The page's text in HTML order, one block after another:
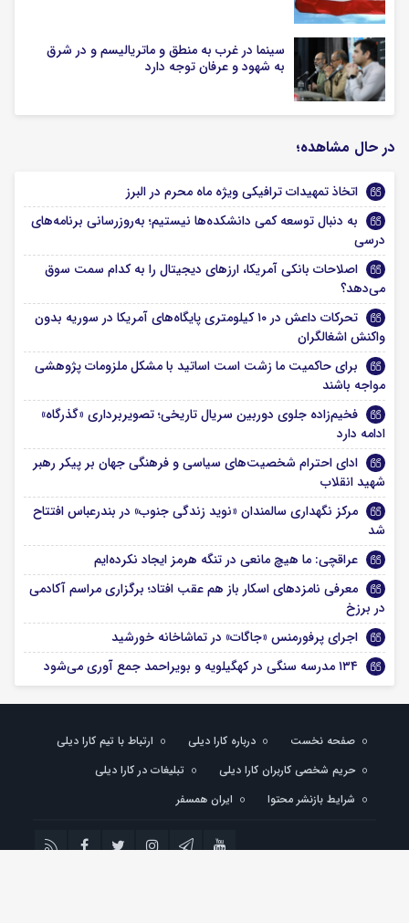
سینما در غرب به منطق و ماتریالیسم و در شرق
به شهود و عرفان توجه دارد
در حال مشاهده؛
اتخاذ تمهیدات ترافیکی ویژه ماه محرم در البرز
به دنبال توسعه کمی دانشکده‌ها نیستیم؛ به‌روزرسانی برنامه‌های
درسی
اصلاحات بانکی آمریکا، ارزهای دیجیتال را به کدام سمت سوق
می‌دهد؟
تحرکات داعش در ۱۰ کیلومتری پایگاه‌های آمریکا در سوریه بدون
واکنش اشغالگران
برای حاکمیت ما زشت است اساتید با مشکل ملزومات پژوهشی
مواجه باشند
فخیم‌زاده جلوی دوربین سریال تاریخی‌؛ تصویربرداری «گذرگاه»
ادامه دارد
ادای احترام شخصیت‌های سیاسی و فرهنگی جهان بر پیکر رهبر
شهید انقلاب
مرکز نگهداری سالمندان «نوید زندگی جنوب» در بندرعباس افتتاح
شد
عراقچی: ما هیچ مانعی در تنگه هرمز ایجاد نکرده‌ایم
معرفی نامزدهای اسکار باز هم عقب افتاد؛ برگزاری مراسم آکادمی
در برزخ
اجرای پرفورمنس «جاگات» در تماشاخانه خورشید
۱۳۴ مدرسه سنگی در کهگیلویه و بویراحمد جمع آوری می‌شود
صفحه نخست درباره کارا دیلی
ارتباط با تیم کارا دیلی
حریم شخصی کاربران کارا دیلی
تبلیغات در کارا دیلی
شرایط بازنشر محتوا
ایران همسفر